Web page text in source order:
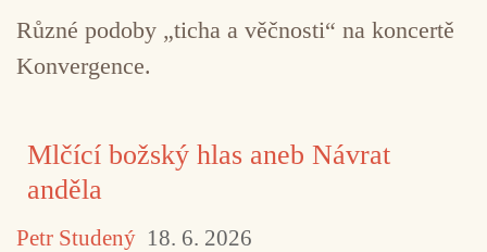
Různé podoby „ticha a věčnosti“ na koncertě
Konvergence.
Mlčící božský hlas aneb Návrat
anděla
Petr Studený 18. 6. 2026